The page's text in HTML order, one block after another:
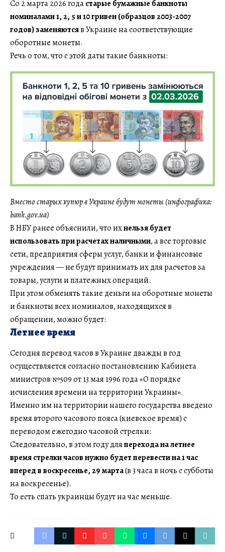
Со 2 марта 2026 годастарые бумажные банкноты
номиналами 1, 2, 5 и 10 гривен (образцов 2003-2007
годов) заменяютсяв Украине на соответствующие
оборотные монеты.
Речь о том, что с этой даты такие банкноты:
Вместо старых купюр в Украине будут монеты (инфографика:
bank.gov.ua)
В НБУ ранее объяснили, что ихнельзя будет
использовать при расчетах наличными, а все торговые
сети, предприятия сферы услуг, банки и финансовые
учреждения — не будут принимать их для расчетов за
товары, услуги и платежных операций.
При этом обменять такие деньги на оборотные монеты
и банкноты всех номиналов, находящихся в
обращении, можно будет:
Летнее время
Сегодня перевод часов в Украине дважды в год
осуществляется согласно постановлению Кабинета
министров №509 от 13 мая 1996 года «О порядке
исчисления времени на территории Украины».
Именно им на территории нашего государства введено
время второго часового пояса (киевское время) с
переводом ежегодно часовой стрелки:
Следовательно, в этом году дляперехода на летнее
время стрелки часов нужно будет перевести на 1 час
вперед в воскресенье, 29 марта(в 3 часа в ночь с субботы
на воскресенье).
То есть спать украинцы будут на час меньше.